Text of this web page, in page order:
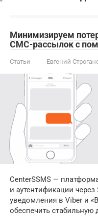
Минимизируем
СМС-рассылок с
Статьи Евгений
CenterSSMS —
и аутентификации
уведомления в Viber и
обеспечить стабильную